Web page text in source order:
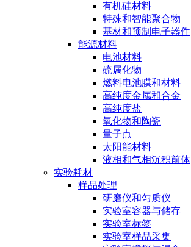
有机硅材料
特殊和智能聚合物
基材和预制电子器件
能源材料
电池材料
硫属化物
燃料电池膜和材料
高纯度金属和合金
高纯度盐
氧化物和陶瓷
量子点
太阳能材料
液相和气相沉积前体
实验耗材
样品处理
研磨仪和匀质仪
实验室容器与储存
实验室标签
实验室样品采集